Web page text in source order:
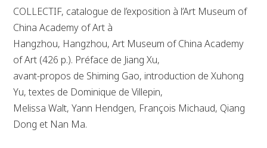
COLLECTIF, catalogue de l’exposition à l’Art Museum of
China Academy of Art à
Hangzhou, Hangzhou, Art Museum of China Academy
of Art (426 p.). Préface de Jiang Xu,
avant-propos de Shiming Gao, introduction de Xuhong
Yu, textes de Dominique de Villepin,
Melissa Walt, Yann Hendgen, François Michaud, Qiang
Dong et Nan Ma.